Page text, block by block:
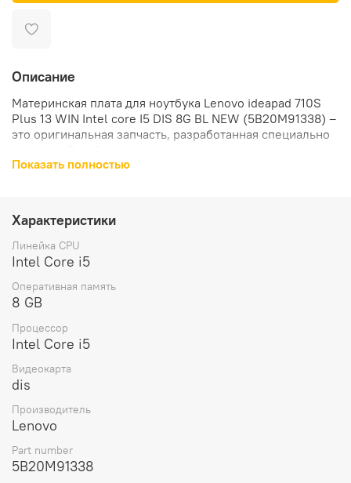
Описание
Материнская плата для ноутбука Lenovo ideapad 710S
Plus 13 WIN Intel core I5 DIS 8G BL NEW (5B20M91338) –
это оригинальная запчасть, разработанная специально
быструю работу ноутбука. Модель совместимого
устройства – Lenovo IdeaPad 710S Plus 13.
Модель материнской платы оснащена видеочипом DIS,
изображение на экране.
В комплект поставки материнской платы входит сама
материнская плата, что позволяет сразу приступить к
установке.
Вес материнской платы составляет 300 грамм, что
установки.
Выбирая материнскую плату для ноутбука Lenovo
ideapad 710S Plus 13 WIN Intel core I5 DIS 8G BL NEW
Показать полностью
Характеристики
Линейка CPU
Intel Core i5
Оперативная память
8 GB
Процессор
Intel Core i5
Видеокарта
dis
Производитель
Lenovo
Part number
5B20M91338